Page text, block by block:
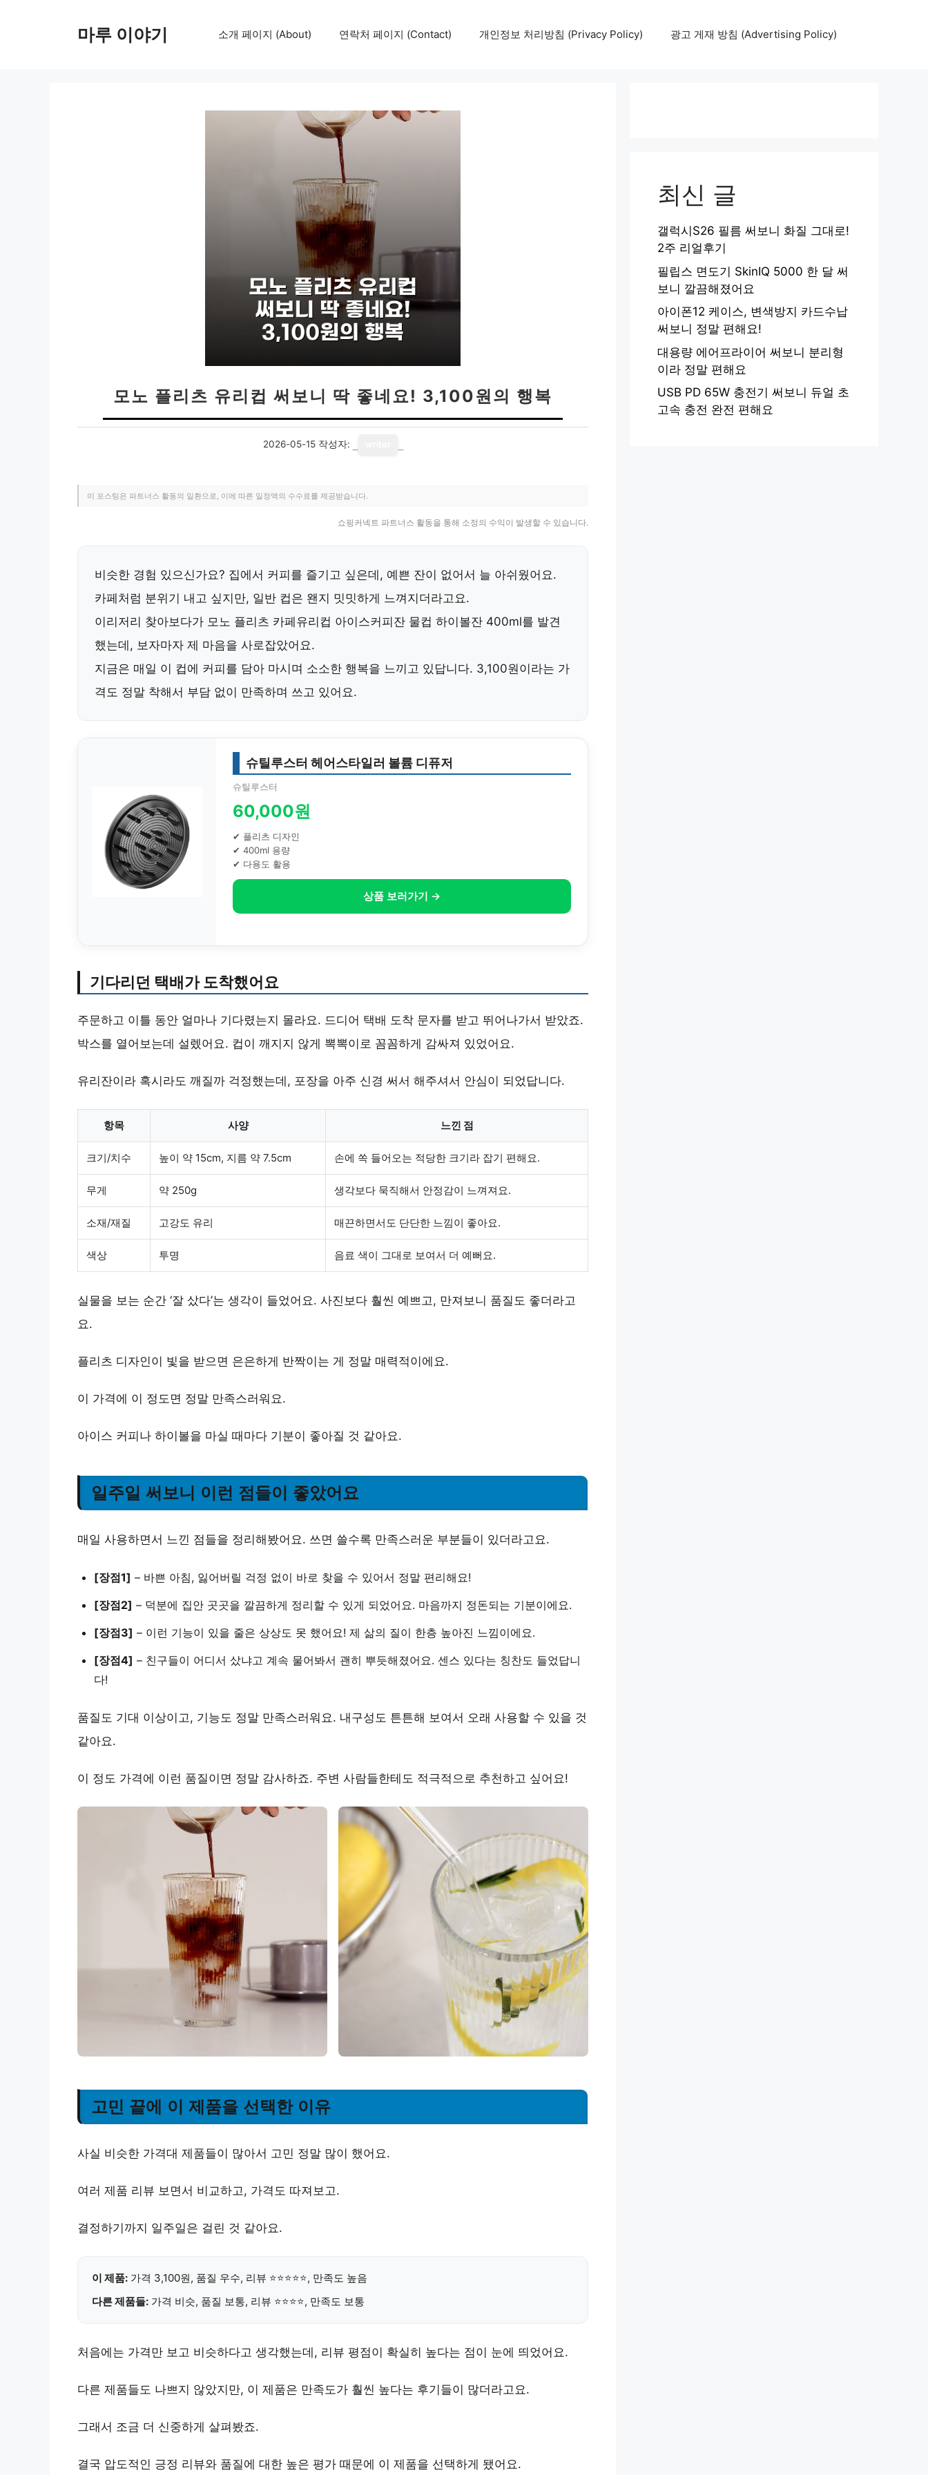
마루 이야기 소개 페이지 (About) 연락처 페이지 (Contact) 개인정보 처리방침 (Privacy Policy) 광고 게재 방침 (Advertising Policy)
모노 플리츠 유리컵 써보니 딱 좋네요! 3,100원의 행복
2026-05-15 작성자:
이 포스팅은 파트너스 활동의 일환으로, 이에 따른 일정액의 수수료를 제공받습니다.
쇼핑커넥트 파트너스 활동을 통해 소정의 수익이 발생할 수 있습니다.
비슷한 경험 있으신가요? 집에서 커피를 즐기고 싶은데, 예쁜 잔이 없어서 늘 아쉬웠어요.
카페처럼 분위기 내고 싶지만, 일반 컵은 왠지 밋밋하게 느껴지더라고요.
이리저리 찾아보다가 모노 플리츠 카페유리컵 아이스커피잔 물컵 하이볼잔 400ml를 발견
했는데, 보자마자 제 마음을 사로잡았어요.
지금은 매일 이 컵에 커피를 담아 마시며 소소한 행복을 느끼고 있답니다. 3,100원이라는 가
격도 정말 착해서 부담 없이 만족하며 쓰고 있어요.
슈틸루스터 헤어스타일러 볼륨 디퓨저
슈틸루스터
60,000원
✔ 플리츠 디자인
✔ 400ml 용량
✔ 다용도 활용
상품 보러가기 →
기다리던 택배가 도착했어요
주문하고 이틀 동안 얼마나 기다렸는지 몰라요. 드디어 택배 도착 문자를 받고 뛰어나가서 받았죠.
박스를 열어보는데 설렜어요. 컵이 깨지지 않게 뽁뽁이로 꼼꼼하게 감싸져 있었어요.
유리잔이라 혹시라도 깨질까 걱정했는데, 포장을 아주 신경 써서 해주셔서 안심이 되었답니다.
항목 사양 느낀 점
크기/치수 높이 약 15cm, 지름 약 7.5cm 손에 쏙 들어오는 적당한 크기라 잡기 편해요.
무게 약 250g 생각보다 묵직해서 안정감이 느껴져요.
소재/재질 고강도 유리 매끈하면서도 단단한 느낌이 좋아요.
색상 투명 음료 색이 그대로 보여서 더 예뻐요.
실물을 보는 순간 ‘잘 샀다’는 생각이 들었어요. 사진보다 훨씬 예쁘고, 만져보니 품질도 좋더라고
요.
플리츠 디자인이 빛을 받으면 은은하게 반짝이는 게 정말 매력적이에요.
이 가격에 이 정도면 정말 만족스러워요.
아이스 커피나 하이볼을 마실 때마다 기분이 좋아질 것 같아요.
일주일 써보니 이런 점들이 좋았어요
매일 사용하면서 느낀 점들을 정리해봤어요. 쓰면 쓸수록 만족스러운 부분들이 있더라고요.
[장점1] – 바쁜 아침, 잃어버릴 걱정 없이 바로 찾을 수 있어서 정말 편리해요!
[장점2] – 덕분에 집안 곳곳을 깔끔하게 정리할 수 있게 되었어요. 마음까지 정돈되는 기분이에요.
[장점3] – 이런 기능이 있을 줄은 상상도 못 했어요! 제 삶의 질이 한층 높아진 느낌이에요.
[장점4] – 친구들이 어디서 샀냐고 계속 물어봐서 괜히 뿌듯해졌어요. 센스 있다는 칭찬도 들었답니
다!
품질도 기대 이상이고, 기능도 정말 만족스러워요. 내구성도 튼튼해 보여서 오래 사용할 수 있을 것
같아요.
이 정도 가격에 이런 품질이면 정말 감사하죠. 주변 사람들한테도 적극적으로 추천하고 싶어요!
고민 끝에 이 제품을 선택한 이유
사실 비슷한 가격대 제품들이 많아서 고민 정말 많이 했어요.
여러 제품 리뷰 보면서 비교하고, 가격도 따져보고.
결정하기까지 일주일은 걸린 것 같아요.
이 제품: 가격 3,100원, 품질 우수, 리뷰 ⭐⭐⭐⭐⭐, 만족도 높음
다른 제품들: 가격 비슷, 품질 보통, 리뷰 ⭐⭐⭐⭐, 만족도 보통
처음에는 가격만 보고 비슷하다고 생각했는데, 리뷰 평점이 확실히 높다는 점이 눈에 띄었어요.
다른 제품들도 나쁘지 않았지만, 이 제품은 만족도가 훨씬 높다는 후기들이 많더라고요.
그래서 조금 더 신중하게 살펴봤죠.
결국 압도적인 긍정 리뷰와 품질에 대한 높은 평가 때문에 이 제품을 선택하게 됐어요.
최신 글
갤럭시S26 필름 써보니 화질 그대로!
2주 리얼후기
필립스 면도기 SkinIQ 5000 한 달 써
보니 깔끔해졌어요
아이폰12 케이스, 변색방지 카드수납
써보니 정말 편해요!
대용량 에어프라이어 써보니 분리형
이라 정말 편해요
USB PD 65W 충전기 써보니 듀얼 초
고속 충전 완전 편해요